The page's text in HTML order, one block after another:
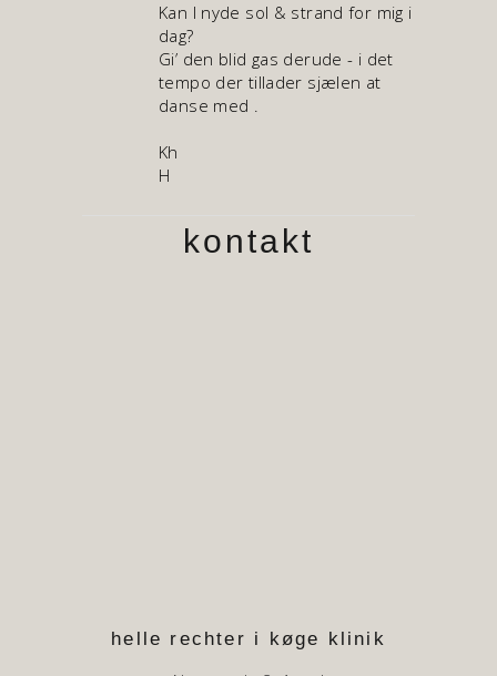
Kan I nyde sol & strand for mig i
dag?
Gi’ den blid gas derude - i det
tempo der tillader sjælen at
danse med .
Kh
H
kontakt
helle rechter i køge klinik